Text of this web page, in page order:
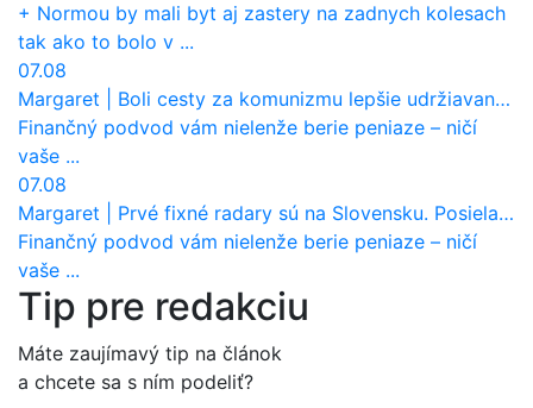
+ Normou by mali byt aj zastery na zadnych kolesach
tak ako to bolo v ...
07.08
Margaret
Boli cesty za komunizmu lepšie udržiavané ako dnes?
Finančný podvod vám nielenže berie peniaze – ničí
vaše ...
07.08
Margaret
Prvé fixné radary sú na Slovensku. Posielajú už pokuty? Ukáže ich Waze?
Finančný podvod vám nielenže berie peniaze – ničí
vaše ...
Tip pre redakciu
Máte zaujímavý tip na článok
a chcete sa s ním podeliť?